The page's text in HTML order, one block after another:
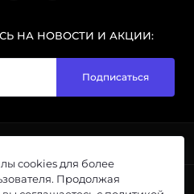
НА НОВОСТИ И АКЦИИ:
Подписаться
cookies для более
Продолжая